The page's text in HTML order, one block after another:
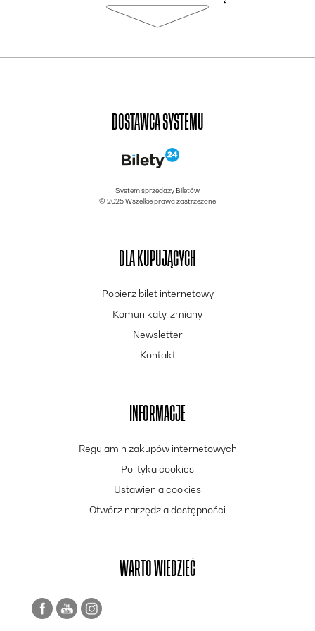
DOSTAWCA SYSTEMU
System sprzedaży Biletów
© 2025 Wszelkie prawa zastrzeżone
DLA KUPUJĄCYCH
Pobierz bilet internetowy
Komunikaty, zmiany
Newsletter
Kontakt
INFORMACJE
Regulamin zakupów internetowych
Polityka cookies
Ustawienia cookies
Otwórz narzędzia dostępności
WARTO WIEDZIEĆ